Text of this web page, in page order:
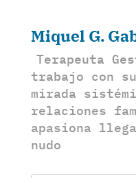
Miquel G.
Terapeuta
trabajo con
mirada
relaciones
apasiona
nudo